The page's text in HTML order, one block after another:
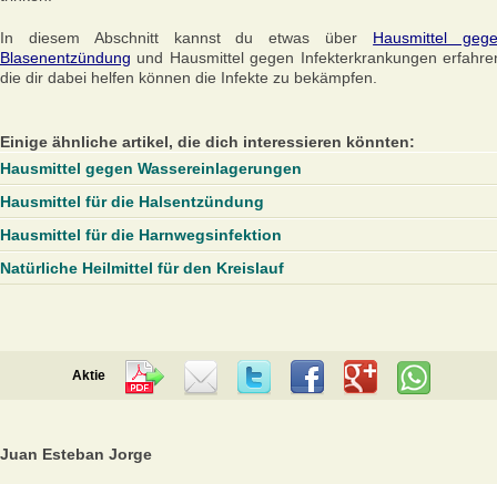
In diesem Abschnitt kannst du etwas über Hausmittel
Blasenentzündung und Hausmittel gegen Infekterkrankungen
die dir dabei helfen können die Infekte zu bekämpfen.
Einige ähnliche artikel, die dich interessieren könnten:
Hausmittel gegen Wassereinlagerungen
Hausmittel für die Halsentzündung
Hausmittel für die Harnwegsinfektion
Natürliche Heilmittel für den Kreislauf
Aktie
Juan Esteban Jorge